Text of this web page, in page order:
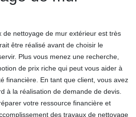
de nettoyage de mur extérieur est très
être réalisé avant de choisir le
Plus vous menez une recherche,
de prix riche qui peut vous aider à
financière. En tant que client, vous avez
à la réalisation de demande de devis.
votre ressource financière et
des travaux de nettoyage